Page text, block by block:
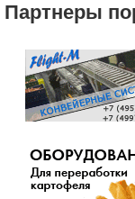
Партнеры